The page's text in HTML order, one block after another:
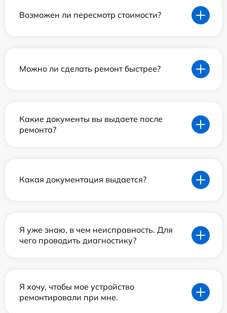
Возможен ли пересмотр стоимости?
Можно ли сделать ремонт быстрее?
Какие документы вы выдаете после
ремонта?
Какая документация выдается?
Я уже знаю, в чем неисправность. Для
чего проводить диагностику?
Я хочу, чтобы мое устройство
ремонтировали при мне.